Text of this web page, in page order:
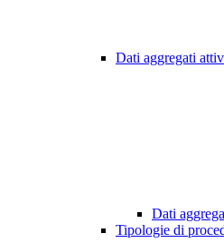
Dati aggregati
Dati
Tipologie di